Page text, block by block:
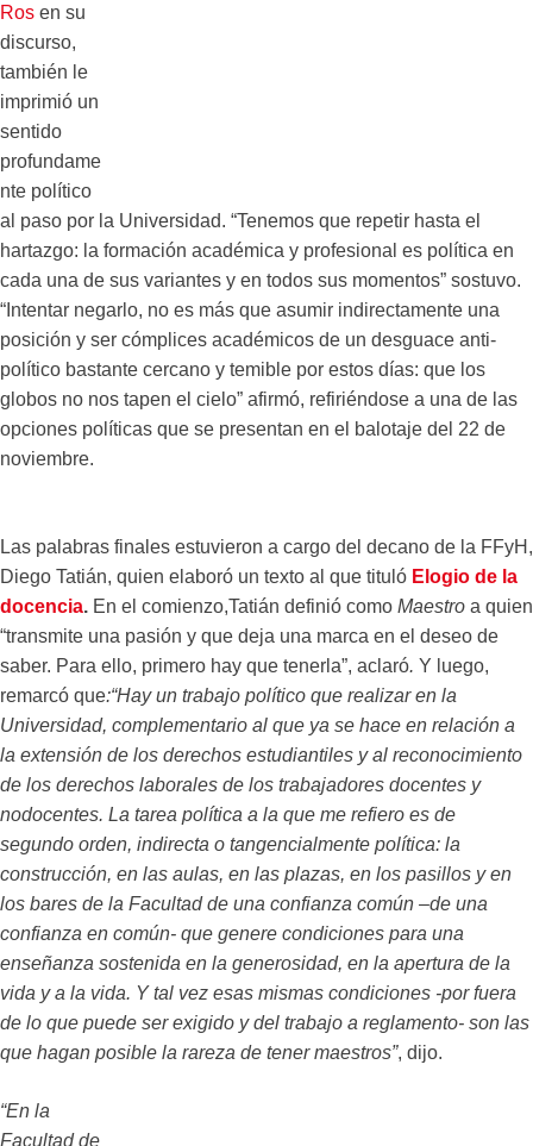
Ros en su
discurso,
también le
imprimió un
sentido
profundame
nte político
al paso por la Universidad. “Tenemos que repetir hasta el
hartazgo: la formación académica y profesional es política en
cada una de sus variantes y en todos sus momentos” sostuvo.
“Intentar negarlo, no es más que asumir indirectamente una
posición y ser cómplices académicos de un desguace anti-
político bastante cercano y temible por estos días: que los
globos no nos tapen el cielo” afirmó, refiriéndose a una de las
opciones políticas que se presentan en el balotaje del 22 de
noviembre.
Las palabras finales estuvieron a cargo del decano de la FFyH,
Diego Tatián, quien elaboró un texto al que tituló Elogio de la
docencia. En el comienzo,Tatián definió como Maestro a quien
“transmite una pasión y que deja una marca en el deseo de
saber. Para ello, primero hay que tenerla”, aclaró. Y luego,
remarcó que:“Hay un trabajo político que realizar en la
Universidad, complementario al que ya se hace en relación a
la extensión de los derechos estudiantiles y al reconocimiento
de los derechos laborales de los trabajadores docentes y
nodocentes. La tarea política a la que me refiero es de
segundo orden, indirecta o tangencialmente política: la
construcción, en las aulas, en las plazas, en los pasillos y en
los bares de la Facultad de una confianza común –de una
confianza en común- que genere condiciones para una
enseñanza sostenida en la generosidad, en la apertura de la
vida y a la vida. Y tal vez esas mismas condiciones -por fuera
de lo que puede ser exigido y del trabajo a reglamento- son las
que hagan posible la rareza de tener maestros”, dijo.
“En la
Facultad de